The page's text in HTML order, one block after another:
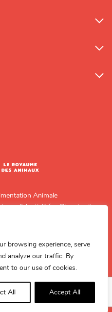
browsing experience, serve
analyze our traffic. By
to our use of cookies.
All Accept All
Animale
confidentialité Plan du site